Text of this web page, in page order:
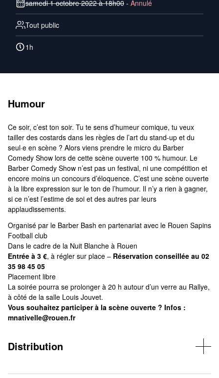
samedi 1 octobre 2022 à 18h00 - Annulé
Tout public
1h
Humour
Ce soir, c’est ton soir. Tu te sens d’humeur comique, tu veux
tailler des costards dans les règles de l’art du stand-up et du
seul·e en scène ? Alors viens prendre le micro du Barber
Comedy Show lors de cette scène ouverte 100 % humour. Le
Barber Comedy Show n’est pas un festival, ni une compétition et
encore moins un concours d’éloquence. C’est une scène ouverte
à la libre expression sur le ton de l’humour. Il n’y a rien à gagner,
si ce n’est l’estime de soi et des autres par leurs
applaudissements.
Organisé par le Barber Bash en partenariat avec le Rouen Sapins
Football club
Dans le cadre de la Nuit Blanche à Rouen
Entrée à 3 €, à régler sur place – Réservation conseillée au 02
35 98 45 05
Placement libre
La soirée pourra se prolonger à 20 h autour d’un verre au Rallye,
à côté de la salle Louis Jouvet.
Vous souhaitez participer à la scène ouverte ? Infos :
mnativelle@rouen.fr
Distribution
Kaibou, Samuel Lecefel, Abder et bien d'autres...